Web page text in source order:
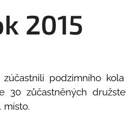
2015
podzimního
zůčastněných
místo.